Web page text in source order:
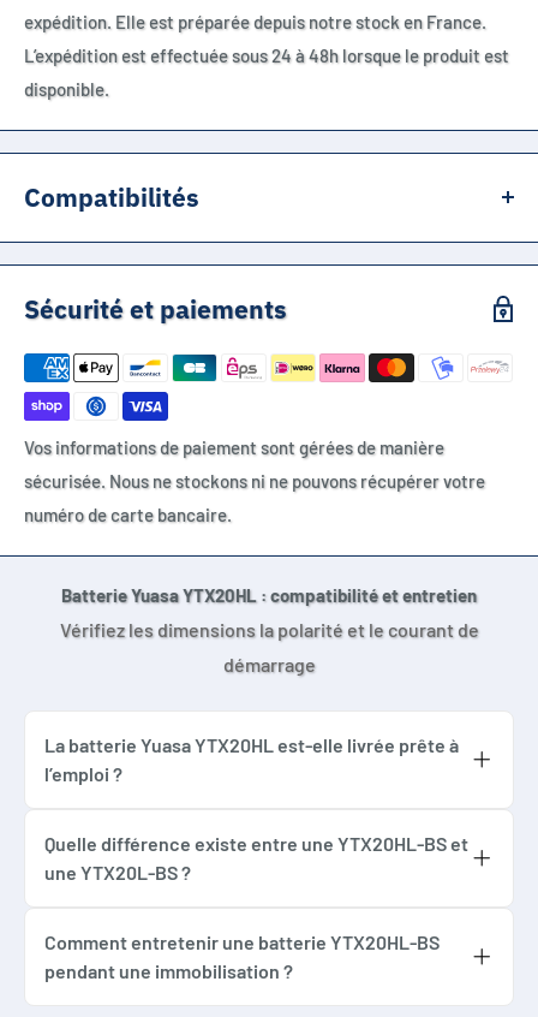
expédition. Elle est préparée depuis notre stock en France.
L’expédition est effectuée sous 24 à 48h lorsque le produit est
disponible.
Compatibilités
RÉFÉRENCE PRINCIPALE
YUASA YTX20HL-BS
Référence article : 212721
Version : SLA AGM prête à l’emploi
Tension : 12 V
Capacité : 18.9 Ah
Courant de démarrage : 310 A CCA
RÉFÉRENCES ÉQUIVALENTES OU COMPARABLES
YTX20HL
ETX20HL-BS
LTX20HL-BS
Varta YTX20HL-BS
Harley-Davidson 65989-97B
Sécurité et paiements
Vos informations de paiement sont gérées de manière
sécurisée. Nous ne stockons ni ne pouvons récupérer votre
numéro de carte bancaire.
Batterie Yuasa YTX20HL : compatibilité et entretien
Vérifiez les dimensions la polarité et le courant de
démarrage
La batterie Yuasa YTX20HL est-elle livrée prête à
l’emploi ?
activée scellée et chargée en usine. Aucun
ajout d’acide ou d’eau n’est nécessaire avant
Quelle différence existe entre une YTX20HL-BS et
une YTX20L-BS ?
proches mais la YTX20HL-BS délivre 310 A
CCA. Une YTX20L-BS standard peut fournir
Comment entretenir une batterie YTX20HL-BS
pendant une immobilisation ?